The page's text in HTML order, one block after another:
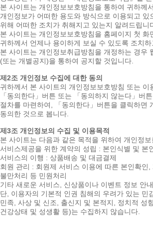
본 사이트는 개인정보보호방침을 통하여 귀하께
개인정보가 어떠한 용도와 방식으로 이용되고 있
위해 어떠한 조치가 취해지고 있는지 알려드립니
본 사이트는 개인정보보호방침을 홈페이지 첫 화
귀하께서 언제나 용이하게 보실 수 있도록 조치
본 사이트는 개인정보취급방침을 개정하는 경우
(또는 개별공지)을 통하여 공지할 것입니다.
제2조 개인정보 수집에 대한 동의
귀하께서 본 사이트의 개인정보보호방침 또는 이
「동의한다」버튼 또는 「동의하지 않는다」버
절차를 마련하여, 「동의한다」버튼을 클릭하면
동의한 것으로 봅니다.
제3조 개인정보의 수집 및 이용목적
본 사이트는 다음과 같은 목적을 위하여 개인정
서비스제공을 위한 계약의 성립 : 본인식별 및 본
서비스의 이행 : 상품배송 및 대금결제
회원 관리 : 회원제 서비스 이용에 따른 본인확인
불만처리 등 민원처리
기타 새로운 서비스, 신상품이나 이벤트 정보 안내
단, 이용자의 기본적 인권 침해의 우려가 있는 민
민족, 사상 및 신조, 출신지 및 본적지, 정치적 성
건강상태 및 성생활 등)는 수집하지 않습니다.